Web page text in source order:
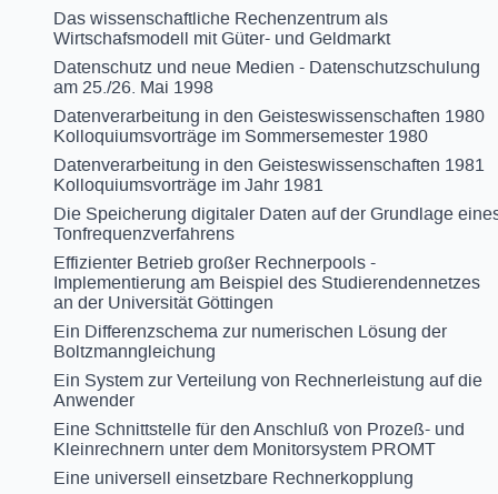
Das wissenschaftliche Rechenzentrum als
Wirtschafsmodell mit Güter- und Geldmarkt
Datenschutz und neue Medien - Datenschutzschulung
am 25./26. Mai 1998
Datenverarbeitung in den Geisteswissenschaften 1980
Kolloquiumsvorträge im Sommersemester 1980
Datenverarbeitung in den Geisteswissenschaften 1981
Kolloquiumsvorträge im Jahr 1981
Die Speicherung digitaler Daten auf der Grundlage
Tonfrequenzverfahrens
Effizienter Betrieb großer Rechnerpools -
Implementierung am Beispiel des Studierendennetzes
an der Universität Göttingen
Ein Differenzschema zur numerischen Lösung der
Boltzmanngleichung
Ein System zur Verteilung von Rechnerleistung auf die
Anwender
Eine Schnittstelle für den Anschluß von Prozeß- und
Kleinrechnern unter dem Monitorsystem PROMT
Eine universell einsetzbare Rechnerkopplung